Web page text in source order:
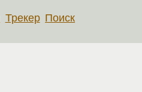
Трекер Поиск